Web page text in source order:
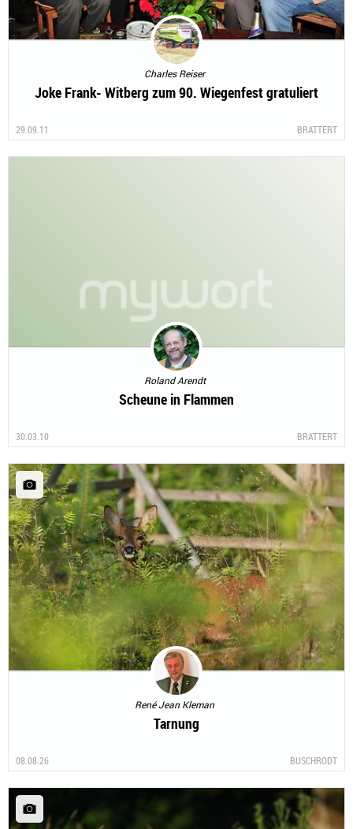
Charles Reiser
Joke Frank- Witberg zum 90. Wiegenfest gratuliert
29.09.11 BRATTERT
Roland Arendt
Scheune in Flammen
30.03.10 BRATTERT
René Jean Kleman
Tarnung
08.08.26 BUSCHRODT